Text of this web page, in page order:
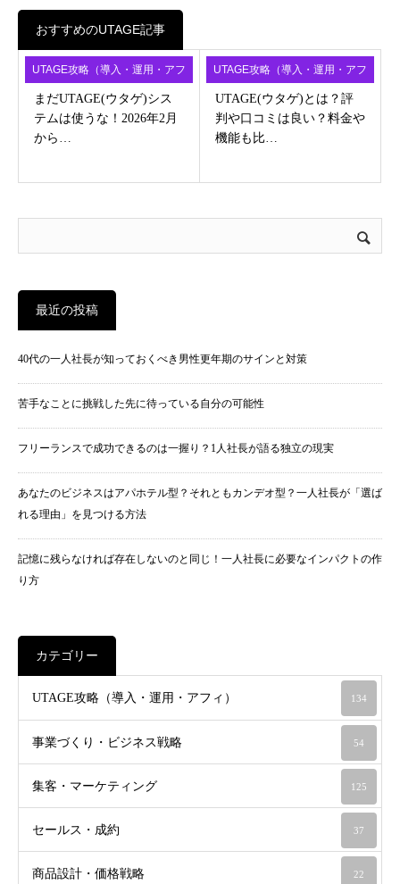
おすすめのUTAGE記事
UTAGE攻略（導入・運用・アフ
ィ）
まだUTAGE(ウタゲ)シス
テムは使うな！2026年2月
から…
UTAGE攻略（導入・運用・アフ
ィ）
UTAGE(ウタゲ)とは？評
判や口コミは良い？料金や
機能も比…
最近の投稿
40代の一人社長が知っておくべき男性更年期のサインと対策
苦手なことに挑戦した先に待っている自分の可能性
フリーランスで成功できるのは一握り？1人社長が語る独立の現実
あなたのビジネスはアパホテル型？それともカンデオ型？一人社長が「選ば
れる理由」を見つける方法
記憶に残らなければ存在しないのと同じ！一人社長に必要なインパクトの作
り方
カテゴリー
UTAGE攻略（導入・運用・アフィ） 134
事業づくり・ビジネス戦略 54
集客・マーケティング 125
セールス・成約 37
商品設計・価格戦略 22